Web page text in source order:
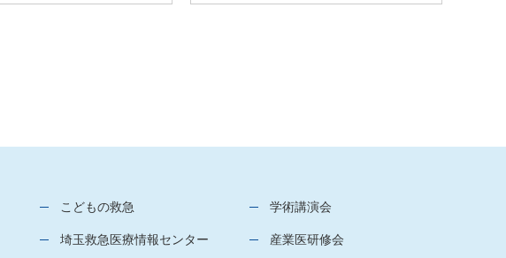
こどもの救急
埼玉救急医療情報センター
学術講演会
産業医研修会